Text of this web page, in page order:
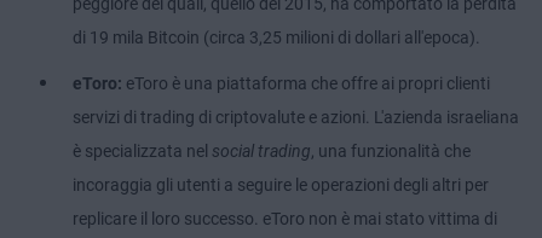
peggiore dei quali, quello del 2015, ha comportato la perdita
di 19 mila Bitcoin (circa 3,25 milioni di dollari all'epoca).
eToro: eToro è una piattaforma che offre ai propri clienti
servizi di trading di criptovalute e azioni. L'azienda israeliana
è specializzata nel social trading, una funzionalità che
incoraggia gli utenti a seguire le operazioni degli altri per
replicare il loro successo. eToro non è mai stato vittima di